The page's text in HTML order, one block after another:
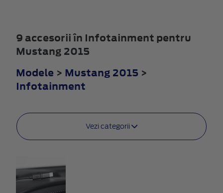
9 accesorii în Infotainment pentru
Mustang 2015
Modele > Mustang 2015 >
Infotainment
Vezi categorii